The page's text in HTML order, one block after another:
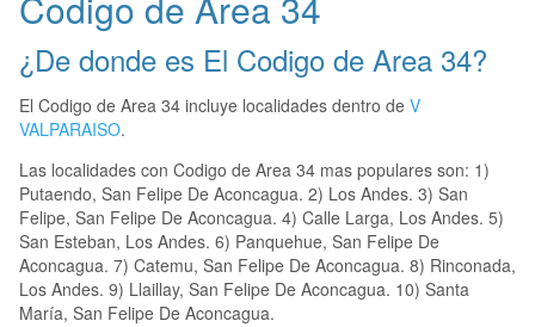
¿De donde es El Codigo de Area 34?
El Codigo de Area 34 incluye localidades dentro de V
VALPARAISO.
Las localidades con Codigo de Area 34 mas populares son: 1)
Putaendo, San Felipe De Aconcagua. 2) Los Andes. 3) San
Felipe, San Felipe De Aconcagua. 4) Calle Larga, Los Andes. 5)
San Esteban, Los Andes. 6) Panquehue, San Felipe De
Aconcagua. 7) Catemu, San Felipe De Aconcagua. 8) Rinconada,
Los Andes. 9) Llaillay, San Felipe De Aconcagua. 10) Santa
María, San Felipe De Aconcagua.